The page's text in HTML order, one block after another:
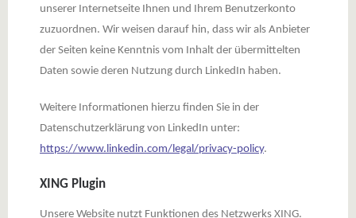
unserer Internetseite Ihnen und Ihrem Benutzerkonto
zuzuordnen. Wir weisen darauf hin, dass wir als Anbieter
der Seiten keine Kenntnis vom Inhalt der übermittelten
Daten sowie deren Nutzung durch LinkedIn haben.
Weitere Informationen hierzu finden Sie in der
Datenschutzerklärung von LinkedIn unter:
https://www.linkedin.com/legal/privacy-policy.
XING Plugin
Unsere Website nutzt Funktionen des Netzwerks XING.